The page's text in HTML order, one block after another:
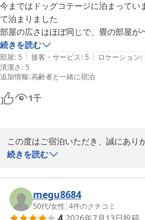
た、当日のご夕食につきましても、
びいただけたようで何よりでございま
当館自慢の白濁した硫黄泉もご満喫
く存じます。
一方で、コテージからフロントや大
は、ご不便をおかけいたしました。
を感じられることもあるかと存じ
そのような中でも、「総合的には、
利用したい」とのお言葉、さらにス
葉を頂戴し、心より感謝申し上げま
これからも、ご家族皆様と愛犬が安
るホテルを目指し、スタッフ一同努
今まではドッグコテージに泊まってい
て泊まりました
部屋の広さはほぼ同じで、畳の部屋が
景色はこっちのほうがよかったです
一番楽になったのは、風呂までの距離
続きを読む
部屋: 5 | 接客・サービス: 5 | ロケーション:
清潔さ: 5
追加情報:高齢者と一緒に宿泊
1千
この度はご宿泊いただき、誠にあり
露天風呂につきましては、男女入れ
残念なお気持ちにさせてしまい申し
続きを読む
megu8684
50代/女性 |4件のクチコミ